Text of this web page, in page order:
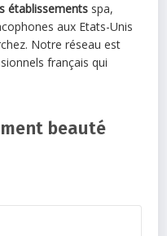
établissements spa,
aux Etats-Unis
Notre réseau est
français qui
beauté